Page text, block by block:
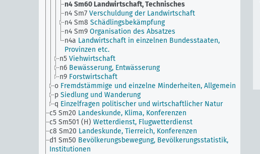
n4 Sm60 Landwirtschaft, Technisches
n4 Sm7 Verschuldung der Landwirtschaft
n4 Sm8 Schädlingsbekämpfung
n4 Sm9 Organisation des Absatzes
n4a Landwirtschaft in einzelnen Bundesstaaten,
Provinzen etc.
n5 Viehwirtschaft
n6 Bewässerung, Entwässerung
n9 Forstwirtschaft
o Fremdstämmige und einzelne Minderheiten, Allgemein
p Siedlung und Wanderung
q Einzelfragen politischer und wirtschaftlicher Natur
c5 Sm20 Landeskunde, Klima, Konferenzen
c5 Sm501 (H) Wetterdienst, Flugwetterdienst
c8 Sm20 Landeskunde, Tierreich, Konferenzen
d1 Sm50 Bevölkerungsbewegung, Bevölkerungsstatistik,
Institutionen